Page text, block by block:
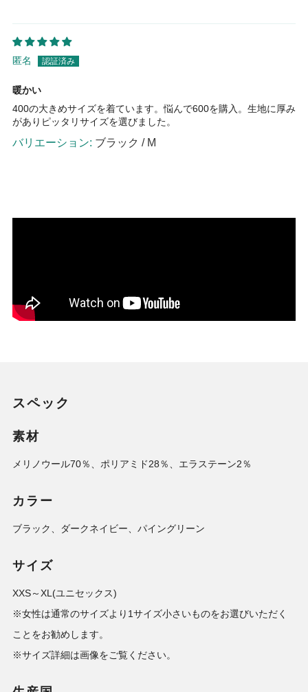
匿名
暖かい
400の大きめサイズを着ています。悩んで600を購入。生地に厚み
がありピッタリサイズを選びました。
ブラック / M
スペック
素材
メリノウール70％、ポリアミド28％、エラステーン2％
カラー
ブラック、ダークネイビー、パイングリーン
サイズ
XXS～XL(ユニセックス)
※女性は通常のサイズより1サイズ小さいものをお選びいただく
ことをお勧めします。
※サイズ詳細は画像をご覧ください。